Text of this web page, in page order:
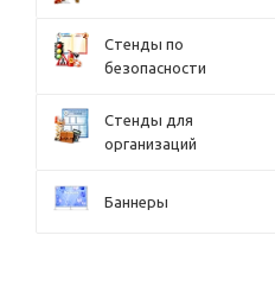
Стенды по
безопасности
Стенды для
организаций
Баннеры